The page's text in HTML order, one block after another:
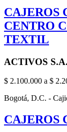
CAJEROS
CENTRO
TEXTIL
ACTIVOS
$ 2.100.000 a $
Bogotá, D.C. -
CAJEROS